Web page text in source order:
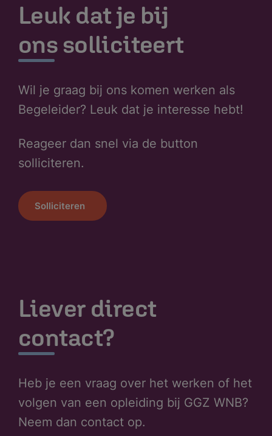
Leuk dat je bij
ons solliciteert
Wil je graag bij ons komen werken als
Begeleider? Leuk dat je interesse hebt!
Reageer dan snel via de button
solliciteren.
Solliciteren
Liever direct
contact?
Heb je een vraag over het werken of het
volgen van een opleiding bij GGZ WNB?
Neem dan contact op.